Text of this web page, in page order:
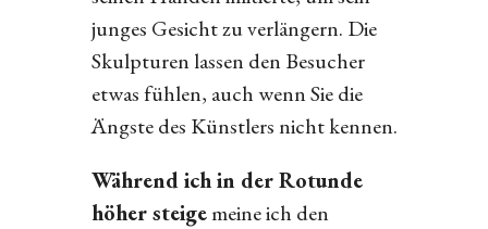
junges Gesicht zu verlängern. Die
Skulpturen lassen den Besucher
etwas fühlen, auch wenn Sie die
Ängste des Künstlers nicht kennen.
Während ich in der Rotunde
höher steigemeine ich den